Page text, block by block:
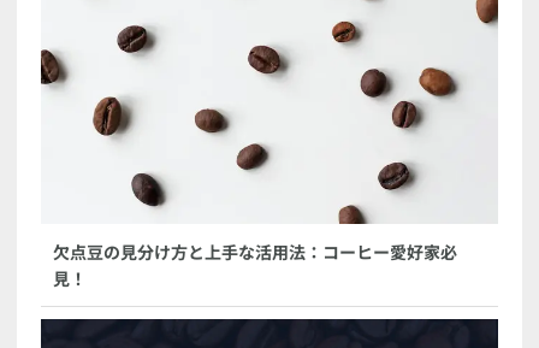
欠点豆の見分け方と上手な活用法：コーヒー愛好家必
見！